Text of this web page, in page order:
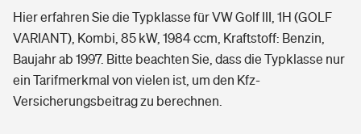
Grundfähigkeitsversicherung
Arbeitsrechtsschutz
Berufshaftpflichtversicherung
Freizeit
Pri­vate Haft­pflicht­
Gesundheit
Hier erfahren Sie die Typklasse für VW Golf III, 1H (GOLF
VARIANT), Kombi, 85 kW, 1984 ccm, Kraftstoff: Benzin,
Baujahr ab 1997. Bitte beachten Sie, dass die Typklasse nur
ein Tarifmerkmal von vielen ist, um den Kfz-
Versicherungsbeitrag zu berechnen.